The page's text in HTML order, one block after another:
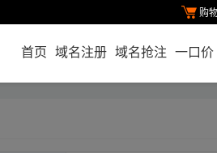
购
首页 域名注册 域名抢注 一口价